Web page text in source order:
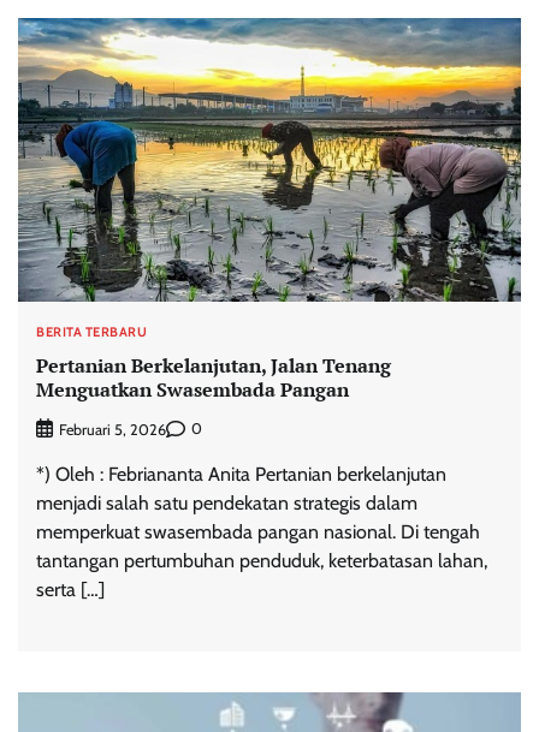
BERITA TERBARU
Pertanian Berkelanjutan, Jalan Tenang
Menguatkan Swasembada Pangan
Februari 5, 2026 0
*) Oleh : Febriananta Anita Pertanian berkelanjutan
menjadi salah satu pendekatan strategis dalam
memperkuat swasembada pangan nasional. Di tengah
tantangan pertumbuhan penduduk, keterbatasan lahan,
serta […]